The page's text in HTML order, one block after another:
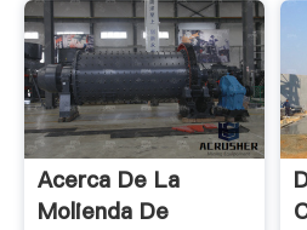
Acerca De La
Molienda De